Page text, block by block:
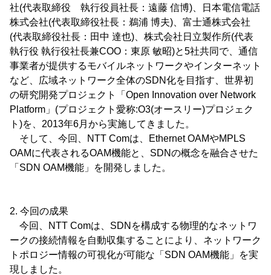
社(代表取締役 執行役員社長：遠藤 信博)、日本電信電話
株式会社(代表取締役社長：鵜浦 博夫)、富士通株式会社
(代表取締役社長：田中 達也)、株式会社日立製作所(代表
執行役 執行役社長兼COO：東原 敏昭)と5社共同で、通信
事業者が提供するモバイルネットワークやインターネット
など、広域ネットワーク全体のSDN化を目指す、世界初
の研究開発プロジェクト「Open Innovation over Network
Platform」(プロジェクト愛称:O3(オースリー)プロジェク
ト)を、2013年6月から実施してきました。
そして、今回、NTT Comは、Ethernet OAMやMPLS
OAMに代表されるOAM機能と、SDNの概念を融合させた
「SDN OAM機能」を開発しました。
2. 今回の成果
今回、NTT Comは、SDNを構成する物理的なネットワ
ークの接続情報を自動収集することにより、ネットワーク
トポロジー情報の可視化が可能な「SDN OAM機能」を実
現しました。